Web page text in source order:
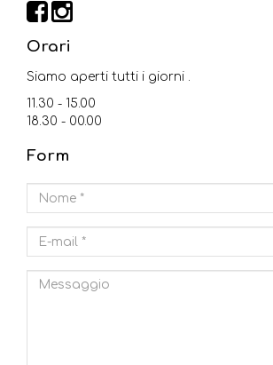
Orari
Siamo aperti tutti i giorni .
11.30 - 15.00
18.30 - 00.00
Form